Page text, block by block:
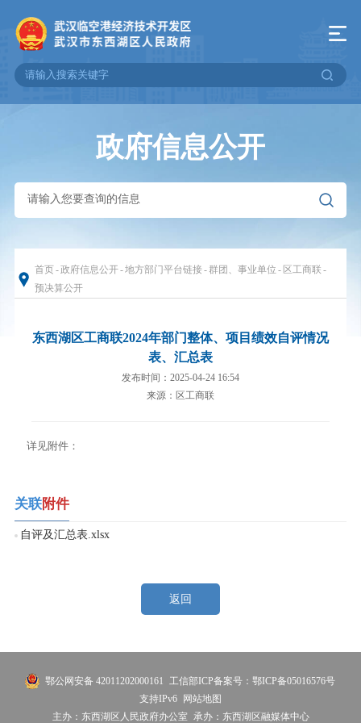
政府信息公开
首页-政府信息公开-地方部门平台链接- 群团、事业单位 - 区工商联 -
预决算公开
东西湖区工商联2024年部门整体、项目绩效自评情况
表、汇总表
发布时间：2025-04-24 16:54
来源：区工商联
详见附件：
关联附件
自评及汇总表.xlsx
返回
鄂公网安备 42011202000161
工信部ICP备案号：鄂ICP备05016576号
支持IPv6 网站地图
主办：东西湖区人民政府办公室
承办：东西湖区融媒体中心